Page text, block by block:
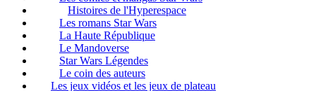
Histoires de l'Hyperespace
Les romans Star Wars
La Haute République
Le Mandoverse
Star Wars Légendes
Le coin des auteurs
Les jeux vidéos et les jeux de plateau